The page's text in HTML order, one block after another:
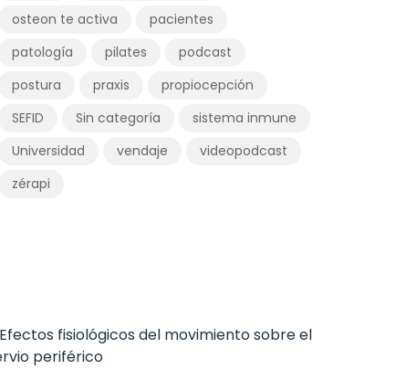
osteon te activa
pacientes
patología
pilates
podcast
postura
praxis
propiocepción
SEFID
Sin categoría
sistema inmune
Universidad
vendaje
videopodcast
zérapi